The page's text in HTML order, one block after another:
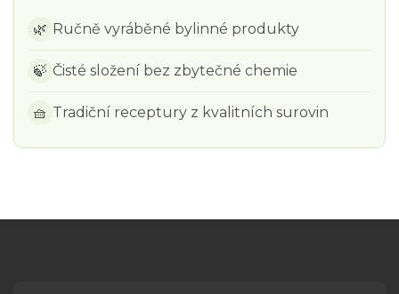
🌿 Ručně vyráběné bylinné produkty
🍃 Čisté složení bez zbytečné chemie
🧺 Tradiční receptury z kvalitních surovin